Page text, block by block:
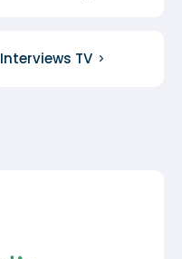
Interviews TV